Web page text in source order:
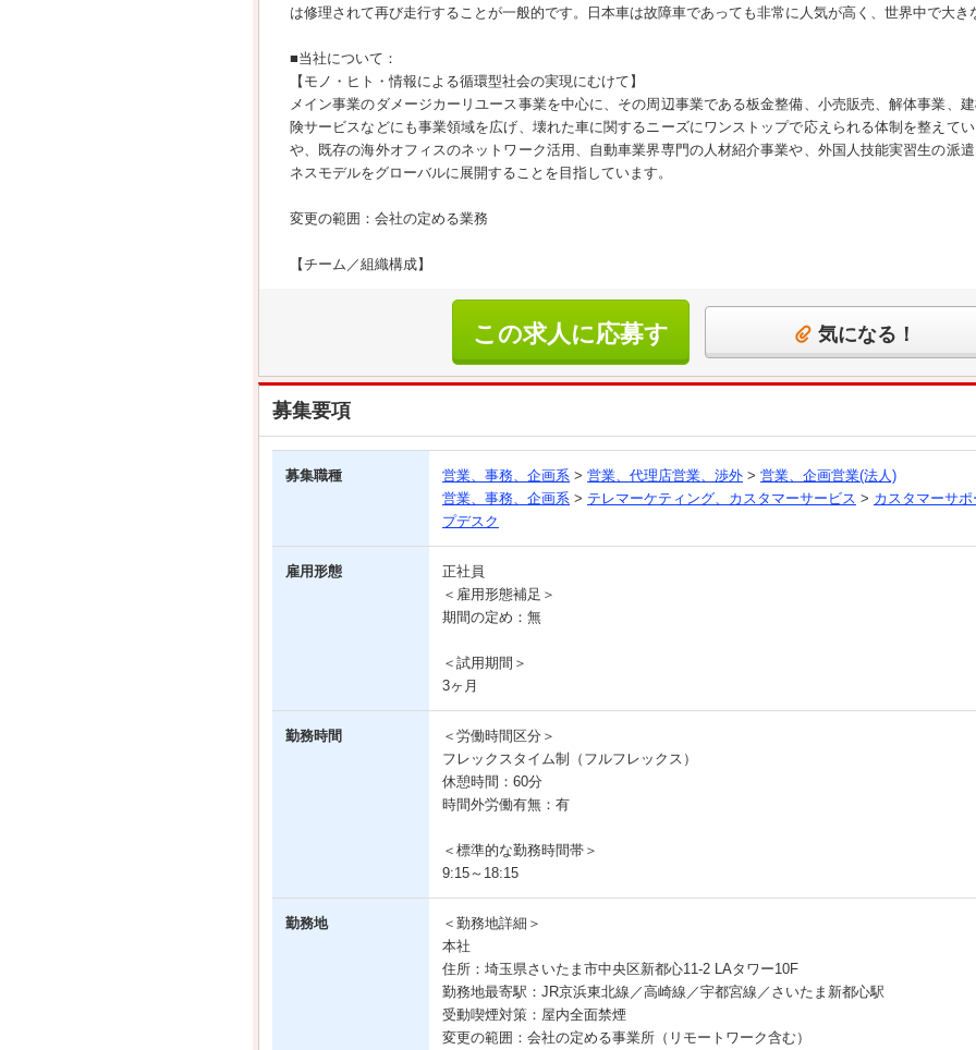
は修理されて再び走行することが一般的です。日本車は故障車であっても非常に人気が高く、世界中で大き
■当社について：
【モノ・ヒト・情報による循環型社会の実現にむけて】
メイン事業のダメージカーリユース事業を中心に、その周辺事業である板金整備、小売販売、解体事業、
険サービスなどにも事業領域を広げ、壊れた車に関するニーズにワンストップで応えられる体制を整えて
や、既存の海外オフィスのネットワーク活用、自動車業界専門の人材紹介事業や、外国人技能実習生の派
ネスモデルをグローバルに展開することを目指しています。
変更の範囲：会社の定める業務
【チーム／組織構成】
この求人に応募す
る
気になる！
募集要項
募集職種 営業、事務、企画系 > 営業、代理店営業、渉外 > 営業、企画営業(法人)
営業、事務、企画系 > テレマーケティング、カスタマーサービス > カスタマーサ
プデスク
雇用形態
正社員
＜雇用形態補足＞
期間の定め：無
＜試用期間＞
3ヶ月
勤務時間
＜労働時間区分＞
フレックスタイム制（フルフレックス）
休憩時間：60分
時間外労働有無：有
＜標準的な勤務時間帯＞
9:15～18:15
勤務地
＜勤務地詳細＞
本社
住所：埼玉県さいたま市中央区新都心11-2 LAタワー10F
勤務地最寄駅：JR京浜東北線／高崎線／宇都宮線／さいたま新都心駅
受動喫煙対策：屋内全面禁煙
変更の範囲：会社の定める事業所（リモートワーク含む）